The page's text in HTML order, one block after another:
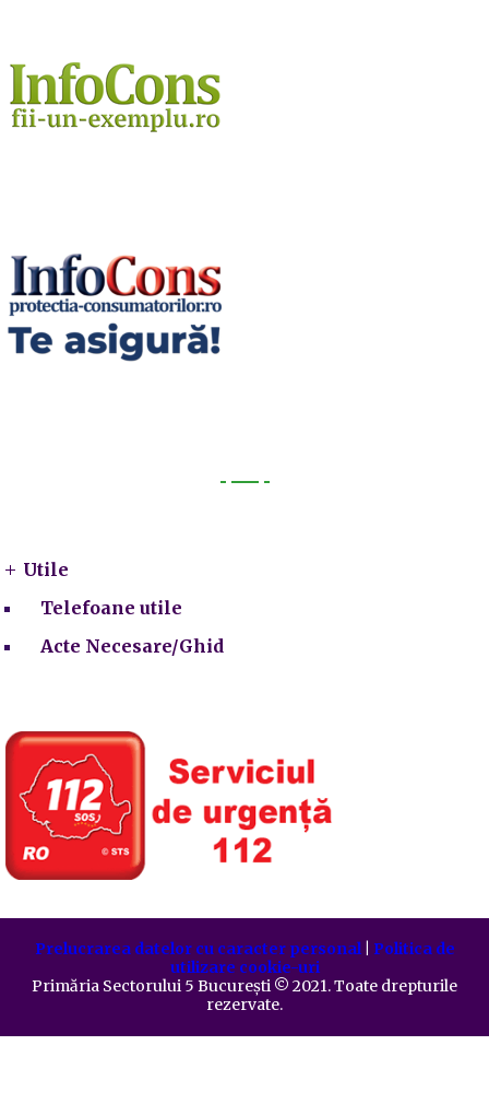
Utile
Telefoane utile
Acte Necesare/Ghid
Prelucrarea datelor cu caracter personal| Politica de
utilizare cookie-uri
Primăria Sectorului 5 București ©️ 2021. Toate drepturile
rezervate.